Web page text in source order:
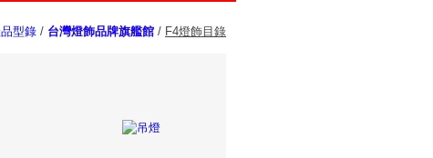
型錄 / 台灣燈飾品牌旗艦館 / F4燈飾目錄